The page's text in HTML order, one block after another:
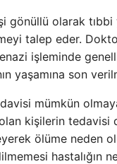
gönüllü olarak tıbbi
talep eder.
işleminde
yaşamına son
mümkün
kişilerin tedavisi
ölüme neden
hastalığın